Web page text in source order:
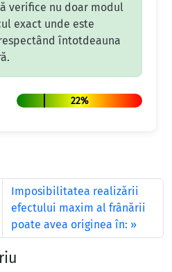
verifice nu doar modul
exact unde este
întotdeauna
22%
Imposibilitatea realizării
efectului maxim al frânării
poate avea originea în: